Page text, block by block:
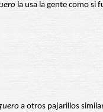
la usa la gente como si
a otros pajarillos